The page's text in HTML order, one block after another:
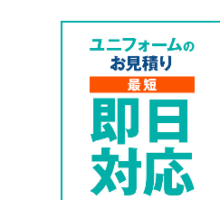
防寒着
コンプレッションウ
ヤッケ
ミズノ安全靴ランキング
空調服ランキング
レインウェアランキング
アイズフロンティア
クロダルマ
住商モンブラン
農作業服
DIY・日曜大工作業服
夜間・高視認性安全服